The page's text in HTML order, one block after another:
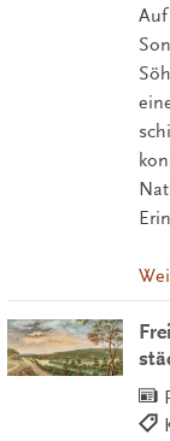
Auf